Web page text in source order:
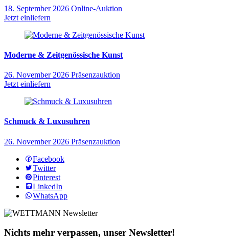
18. September 2026 Online-Auktion
Jetzt einliefern
Moderne & Zeitgenössische Kunst
26. November 2026 Präsenzauktion
Jetzt einliefern
Schmuck & Luxusuhren
26. November 2026 Präsenzauktion
Facebook
Twitter
Pinterest
LinkedIn
WhatsApp
Nichts mehr verpassen, unser Newsletter!